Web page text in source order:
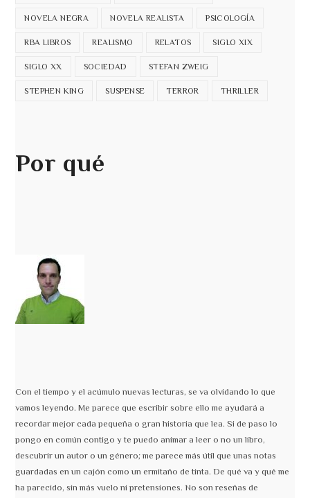
NOVELA NEGRA NOVELA REALISTA PSICOLOGÍA
RBA LIBROS REALISMO RELATOS SIGLO XIX
SIGLO XX SOCIEDAD STEFAN ZWEIG
STEPHEN KING SUSPENSE TERROR THRILLER
Por qué
Con el tiempo y el acúmulo nuevas lecturas, se va olvidando lo que
vamos leyendo. Me parece que escribir sobre ello me ayudará a
recordar mejor cada pequeña o gran historia que lea. Si de paso lo
pongo en común contigo y te puedo animar a leer o no un libro,
descubrir un autor o un género; me parece más útil que unas notas
guardadas en un cajón como un ermitaño de tinta. De qué va y qué me
ha parecido, sin más vuelo ni pretensiones. No son reseñas de